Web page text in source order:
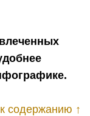
содержанию ↑